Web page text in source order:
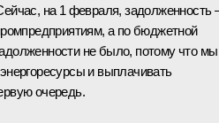
на 1 февраля, задолженность
а по бюджетной
не было, потому что мы
и выплачивать
очередь.